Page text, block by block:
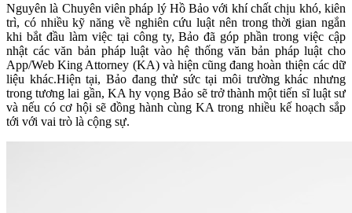
Nguyên là Chuyên viên pháp lý Hồ Bảo với khí chất chịu khó, kiên
trì, có nhiều kỹ năng về nghiên cứu luật nên trong thời gian ngắn
khi bắt đầu làm việc tại công ty, Bảo đã góp phần trong việc cập
nhật các văn bản pháp luật vào hệ thống văn bản pháp luật cho
App/Web King Attorney (KA) và hiện cũng đang hoàn thiện các dữ
liệu khác.Hiện tại, Bảo đang thử sức tại môi trường khác nhưng
trong tương lai gần, KA hy vọng Bảo sẽ trở thành một tiến sĩ luật sư
và nếu có cơ hội sẽ đồng hành cùng KA trong nhiều kế hoạch sắp
tới với vai trò là cộng sự.